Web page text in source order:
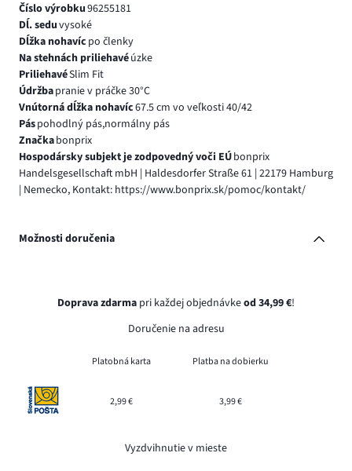
Číslo výrobku96255181
Dĺ. seduvysoké
Dĺžka nohavíc po členky
Na stehnách priliehavéúzke
PriliehavéSlim Fit
Údržbapranie v práčke 30°C
Vnútorná dĺžka nohavíc67.5 cm vo veľkosti 40/42
Páspohodlný pás,normálny pás
Značkabonprix
Hospodársky subjekt je zodpovedný voči EÚbonprix
Handelsgesellschaft mbH | Haldesdorfer Straße 61 | 22179 Hamburg
| Nemecko, Kontakt: https://www.bonprix.sk/pomoc/kontakt/
Možnosti doručenia
Doprava zdarma pri každej objednávkeod 34,99 €!
Doručenie na adresu
Platobná karta Platba na dobierku
2,99 € 3,99 €
Vyzdvihnutie v mieste